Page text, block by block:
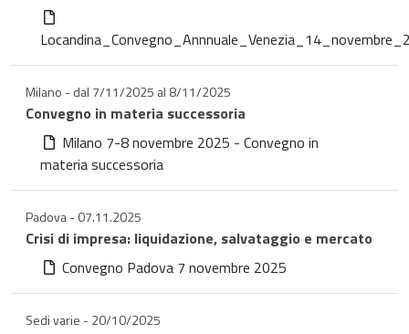
Milano - dal 7/11/2025 al 8/11/2025
Convegno in materia successoria
Milano 7-8 novembre 2025 - Convegno in
materia successoria
Padova - 07.11.2025
Crisi di impresa: liquidazione, salvataggio e mercato
Convegno Padova 7 novembre 2025
Sedi varie - 20/10/2025